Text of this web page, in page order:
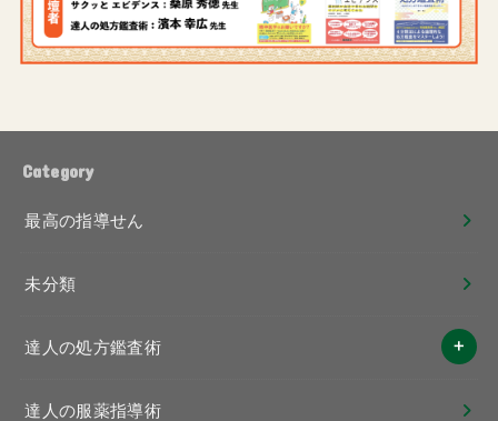
Category
最高の指導せん
未分類
達人の処方鑑査術
達人の服薬指導術